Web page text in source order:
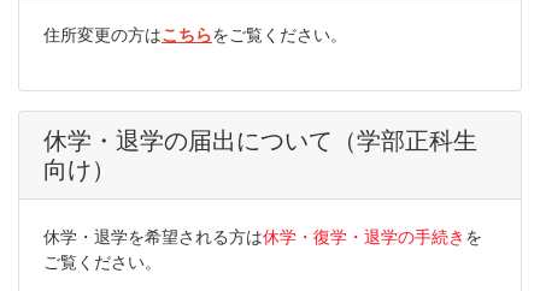
住所変更の方はこちらをご覧ください。
休学・退学の届出について（学部正科生
向け）
休学・退学を希望される方は休学・復学・退学の手続き を
ご覧ください。